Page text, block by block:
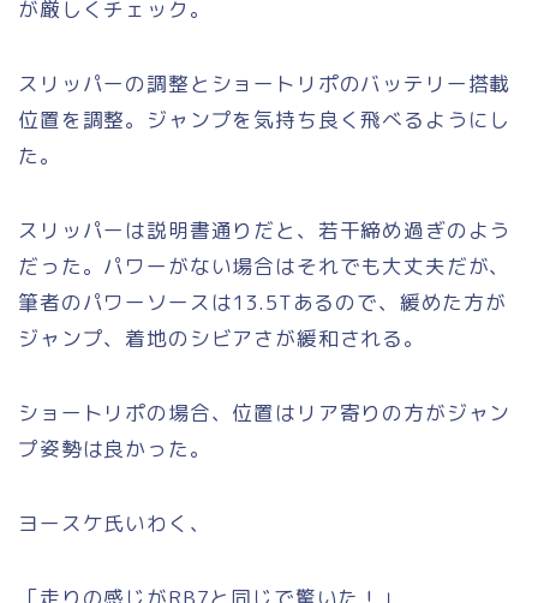
が厳しくチェック。
スリッパーの調整とショートリポのバッテリー搭載
位置を調整。ジャンプを気持ち良く飛べるようにし
た。
スリッパーは説明書通りだと、若干締め過ぎのよう
だった。パワーがない場合はそれでも大丈夫だが、
筆者のパワーソースは13.5Tあるので、緩めた方が
ジャンプ、着地のシビアさが緩和される。
ショートリポの場合、位置はリア寄りの方がジャン
プ姿勢は良かった。
ヨースケ氏いわく、